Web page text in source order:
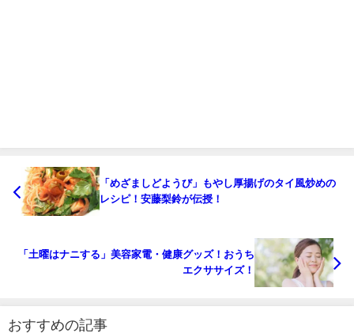
「めざましどようび」もやし厚揚げのタイ風炒めの
レシピ！安藤梨鈴が伝授！
「土曜はナニする」美容家電・健康グッズ！おうち
エクササイズ！
おすすめの記事